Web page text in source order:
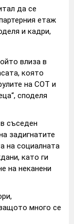
да се
етаж
и кадри,
влиза в
която
на СОТ и
споделя
съседен
задигнатите
на социалната
като ги
на неканени
много се